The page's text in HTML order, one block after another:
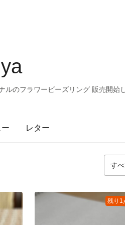
ルのフラワービーズリング 販売開始
レター
残り1